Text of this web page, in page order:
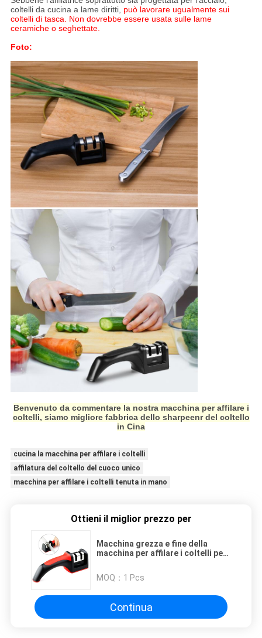
coltelli da cucina a lame diritti, può lavorare ugualmente sui
coltelli di tasca. Non dovrebbe essere usata sulle lame
ceramiche o seghettate.
Foto:
Benvenuto da commentare la nostra macchina per affilare i
coltelli, siamo migliore fabbrica dello sharpeenr del coltello
in Cina
cucina la macchina per affilare i coltelli
affilatura del coltello del cuoco unico
macchina per affilare i coltelli tenuta in mano
Ottieni il miglior prezzo per
Macchina grezza e fine della
macchina per affilare i coltelli per
strumenti
MOQ： 1 Pcs
Continua